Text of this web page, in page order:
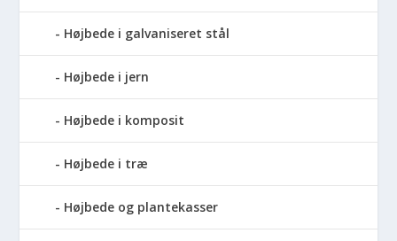
Højbede i galvaniseret stål
Højbede i jern
Højbede i komposit
Højbede i træ
Højbede og plantekasser